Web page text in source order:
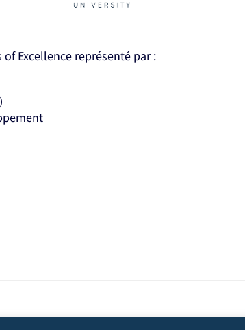
of Excellence représenté par :